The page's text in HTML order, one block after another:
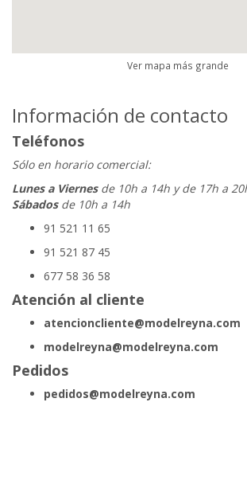
Ver mapa más grande
Información de contacto
Teléfonos
Sólo en horario comercial:
Lunes a Viernes de 10h a 14h y de 17h a
Sábadosde 10h a 14h
91 521 11 65
91 521 87 45
677 58 36 58
Atención al cliente
atencioncliente@modelreyna.com
modelreyna@modelreyna.com
Pedidos
pedidos@modelreyna.com